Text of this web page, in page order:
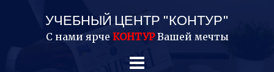
содержанию
УЧЕБНЫЙ ЦЕНТР "КОНТУР"
УчебныйС нами ярче КОНТУРВашей мечты